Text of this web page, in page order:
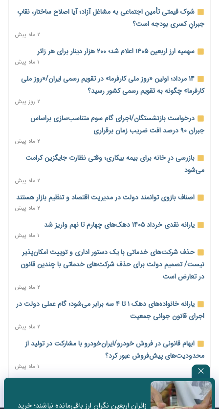
بنگاه‌داری بانک‌ها؛ مانع بزرگ خانه‌دار شدن مستأجران
نماینده مجلس: توسعه مرزهای زمینی به راهبرد تأمین کالاهای
اساسی تبدیل شود
۱ روز پیش
خانه کارگر قزوین: شکاف دستمزد و هزینه معیشت هر روز عمیق‌تر
می‌شود
۱ روز پیش
رئیس سازمان امور مالیاتی: بلاگرهای پردرآمد مشمول پرداخت
مالیات هستند
۱ روز پیش
پیش‌بینی افزایش تولید برنج؛ نیاز وارداتی کشور به ۵۰۰ هزار تن
کاهش می‌یابد
۱ روز پیش
امضای تفاهم‌نامه تجاری ایران و پاکستان؛ هدف‌گذاری تجارت ۱۰
اختیارات جدید گمرکات برای تمدید ورود موقت کالا و خودرو تا
پایان شهریور ابلاغ شد
۱ روز پیش
مرحله سیزدهم کالابرگ در سایه تورم؛ قدرت خرید یارانه یک‌میلیونی
۱۴ مرداد؛ اولین «روز ملی کارفرما» در تقویم رسمی ایران/«روز ملی
کارفرما» چگونه به تقویم رسمی کشور رسید؟
۲ روز پیش
سکه در یک قدمی ۱۸۵ میلیون تومان
۳ روز پیش
شوک قیمتی تأمین اجتماعی به مشاغل آزاد؛ آیا اصلاح ساختار، نقابِ
جبرانِ کسری بودجه است؟
۲ ماه پیش
سهمیه ارز اربعین ۱۴۰۵ اعلام شد؛ ۲۰۰ هزار دینار برای هر زائر
۱ ماه پیش
۱۴ مرداد؛ اولین «روز ملی کارفرما» در تقویم رسمی ایران/«روز ملی
کارفرما» چگونه به تقویم رسمی کشور رسید؟
۲ روز پیش
درخواست بازنشستگان/اجرای گام سوم متناسب‌سازی براساس
جبران ۹۰ درصد افت ضریب زمان برقراری
۲ ماه پیش
بازرسی درِ خانه برای بیمه بیکاری؛ وقتی نظارت جایگزین کرامت
می‌شود
۲ ماه پیش
اصناف بازوی توانمند دولت در مدیریت اقتصاد و تنظیم بازار هستند
۲ ماه پیش
یارانه نقدی خرداد ۱۴۰۵ دهک‌های چهارم تا نهم واریز شد
۱ ماه پیش
حذف شرکت‌های خدماتی با یک دستور اداری و توییت امکان‌پذیر
نیست/ تصمیم دولت برای حذف شرکت‌های خدماتی با چندین قانون
در تعارض است
۲ ماه پیش
یارانه خانواده‌های دهک ۱ تا ۴ سه برابر می‌شود؛ گام عملی دولت در
اجرای قانون جوانی جمعیت
۲ ماه پیش
ابهام قانونی در فروش خودرو/ایران‌خودرو با مشارکت در تولید از
محدودیت‌های پیش‌فروش عبور کرد؟
۱ ماه پیش
سه نماد جدید اخزا در فرابورس پذیرش شد
زائران اربعین نگران ارز باقی‌مانده نباشند؛ خرید